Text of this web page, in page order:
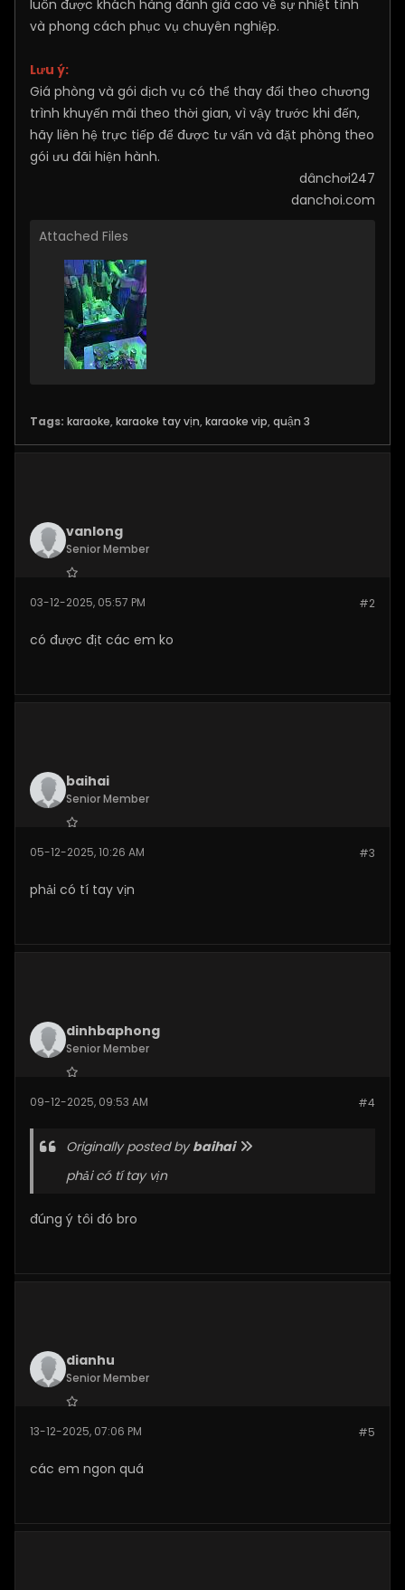
luôn được khách hàng đánh giá cao về sự nhiệt tình
và phong cách phục vụ chuyên nghiệp.
Lưu ý:
Giá phòng và gói dịch vụ có thể thay đổi theo chương
trình khuyến mãi theo thời gian, vì vậy trước khi đến,
hãy liên hệ trực tiếp để được tư vấn và đặt phòng theo
gói ưu đãi hiện hành.
​dânchơi247
danchoi.com
Attached Files
Tags: karaoke, karaoke tay vịn, karaoke vip, quận 3
vanlong
Senior Member
Posts:269 #2
03-12-2025, 05:57 PM
có được địt các em ko
baihai
Senior Member
Posts: 269 #3
05-12-2025, 10:26 AM
phải có tí tay vịn
dinhbaphong
Senior Member
Posts:276 #4
09-12-2025, 09:53 AM
Originally posted bybaihai
phải có tí tay vịn
đúng ý tôi đó bro
dianhu
Senior Member
Posts:269 #5
13-12-2025, 07:06 PM
các em ngon quá